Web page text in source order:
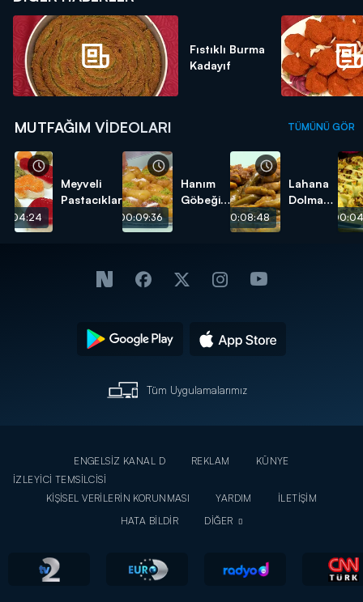
Fıstıklı Burma
Kadayıf
MUTFAĞIM VIDEOLARI TÜMÜNÜ GÖR
Meyveli
Pastacıklar
00:09:36
Hanım
Göbeği
00:08:48
Lahana
Dolması
Tüm Uygulamalarımız
ENGELSİZ KANAL D REKLAM
KÜNYE
İZLEYİCİ TEMSİLCİSİ
KİŞİSEL VERİLERİN KORUNMASI
YARDIM
İLETİŞİM
HATA BİLDİR
DİĞER